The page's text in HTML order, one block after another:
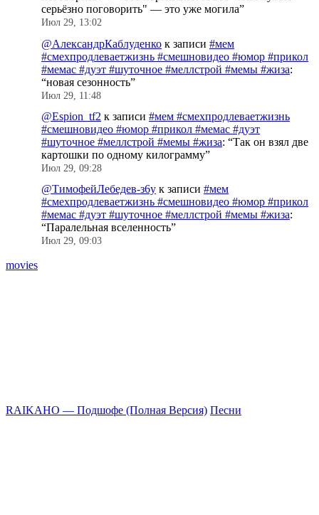
серьёзно поговорить" — это уже могила”
Июл 29, 13:02
@АлександрКаблуденко к записи #мем
#смехпродлеваетжизнь #смешновидео #юмор #прикол
#мемас #дуэт #шуточное #меллстрой #мемы #жиза:
“новая сезонность”
Июл 29, 11:48
@Espion_tf2 к записи #мем #смехпродлеваетжизнь
#смешновидео #юмор #прикол #мемас #дуэт
#шуточное #меллстрой #мемы #жиза: “Так он взял две
картошки по одному килограмму”
Июл 29, 09:28
@ТимофейЛебедев-з6у к записи #мем
#смехпродлеваетжизнь #смешновидео #юмор #прикол
#мемас #дуэт #шуточное #меллстрой #мемы #жиза:
“Паралельная вселенность”
Июл 29, 09:03
movies
RAIKAHO — Подшофе (Полная Версия) Песни